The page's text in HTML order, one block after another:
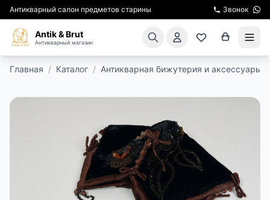
Антикварный салон предметов старины Звонок
Antik & Brut
Антикварный магазин
КИНОСЪЕМКА
ЭКСКУРСИИ
Главная / Каталог / Антикварная бижутерия и аксессуары